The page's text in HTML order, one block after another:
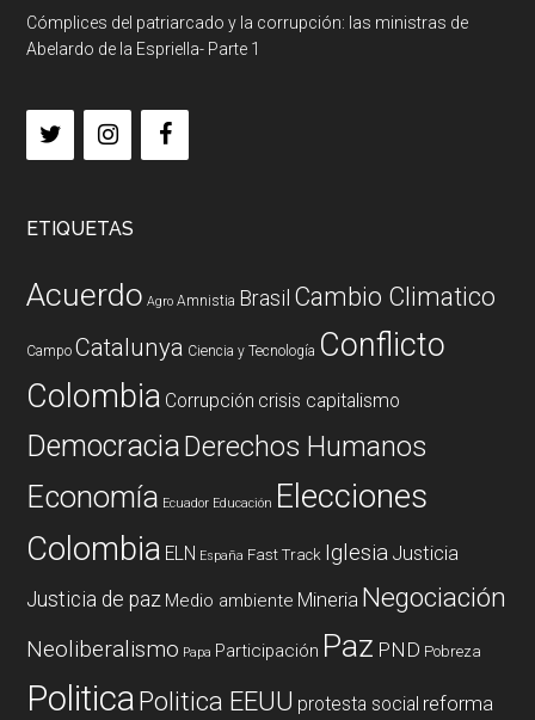
Cómplices del patriarcado y la corrupción: las ministras de
Abelardo de la Espriella- Parte 1
ETIQUETAS
Acuerdo Agro Amnistia Brasil Cambio Climatico
Campo Catalunya Ciencia y Tecnología Conflicto
Colombia Corrupción crisis capitalismo
DemocraciaDerechos Humanos
Economía Ecuador Educación Elecciones
Colombia ELN España Fast Track Iglesia Justicia
Justicia de paz Medio ambiente Mineria Negociación
Neoliberalismo Papa Participación Paz PND Pobreza
PoliticaPolitica EEUU protesta social reforma